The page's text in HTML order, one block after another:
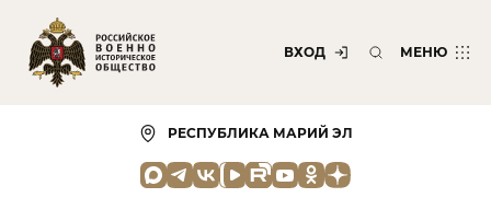
ВХОД МЕНЮ
РЕСПУБЛИКА МАРИЙ ЭЛ